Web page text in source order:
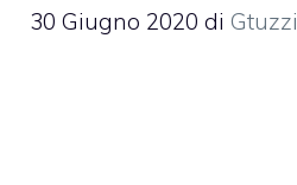
30 Giugno 2020 di Gtuzzi